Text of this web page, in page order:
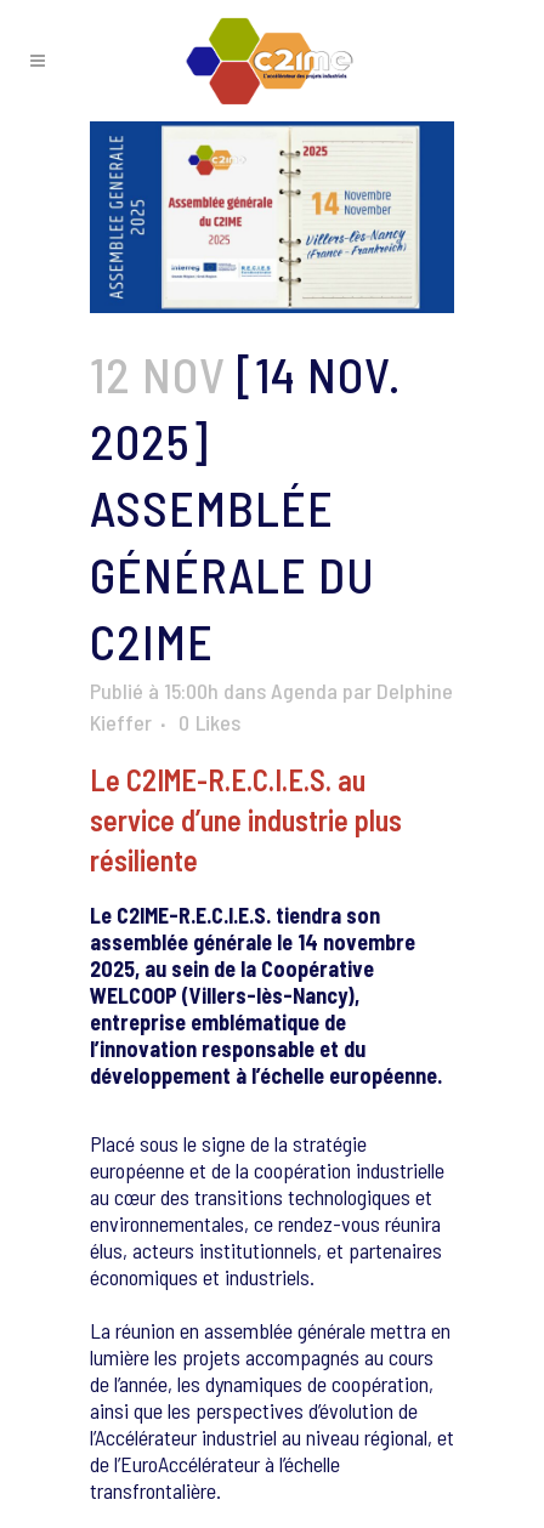
12 NOV [14 NOV.
2025]
ASSEMBLÉE
GÉNÉRALE DU
C2IME
Publié à 15:00h dans Agenda par Delphine
Kieffer
0 Likes
Le C2IME-R.E.C.I.E.S. au
service d’une industrie plus
résiliente
Le C2IME-R.E.C.I.E.S. tiendra son
assemblée générale le 14 novembre
2025, au sein de la Coopérative
WELCOOP (Villers-lès-Nancy),
entreprise emblématique de
l’innovation responsable et du
développement à l’échelle européenne.
Placé sous le signe de la stratégie
européenne et de la coopération industrielle
au cœur des transitions technologiques et
environnementales, ce rendez-vous réunira
élus, acteurs institutionnels, et partenaires
économiques et industriels.
La réunion en assemblée générale mettra en
lumière les projets accompagnés au cours
de l’année, les dynamiques de coopération,
ainsi que les perspectives d’évolution de
l’Accélérateur industriel au niveau régional, et
de l’EuroAccélérateur à l’échelle
transfrontalière.